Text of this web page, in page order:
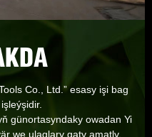
Co., Ltd.” esasy işi bag
günortasyndaky owadan Yi
we ulaglary gaty amatly.